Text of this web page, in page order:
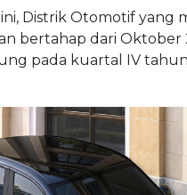
Distrik Otomotif yang
bertahap dari Oktober
pada kuartal IV